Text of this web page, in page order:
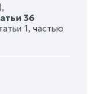
36
1, частью